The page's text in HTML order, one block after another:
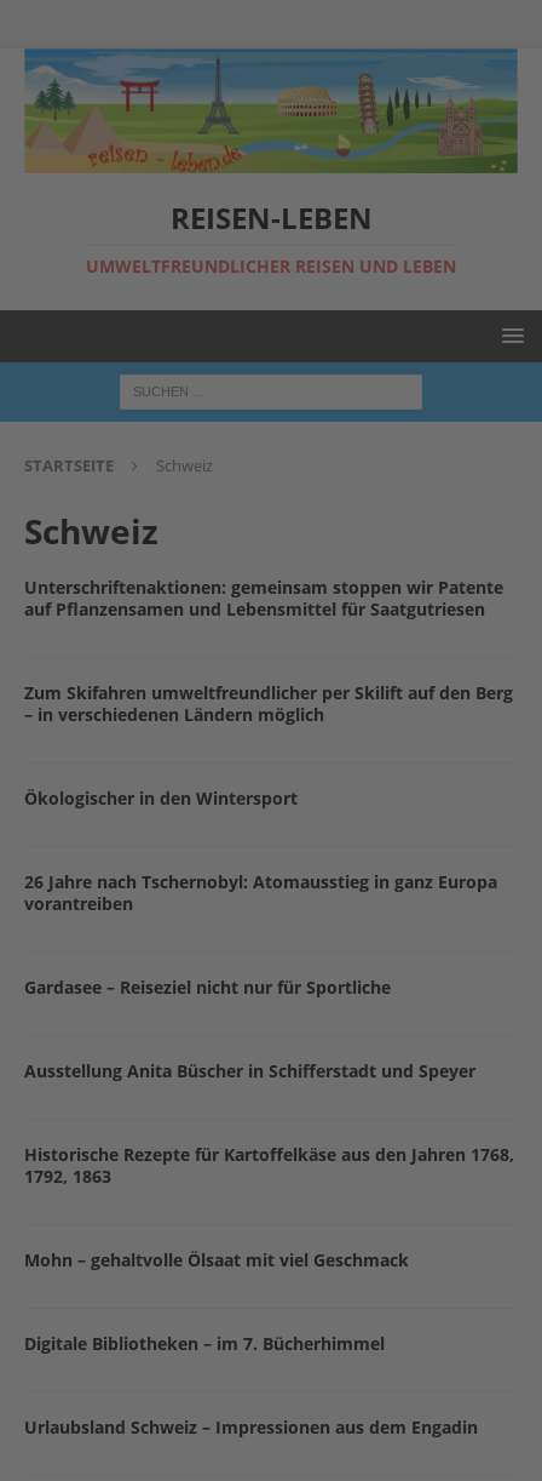
REISEN-LEBEN
UMWELTFREUNDLICHER REISEN UND LEBEN
STARTSEITE Schweiz
Schweiz
Unterschriftenaktionen: gemeinsam stoppen wir Patente
auf Pflanzensamen und Lebensmittel für Saatgutriesen
Zum Skifahren umweltfreundlicher per Skilift auf den Berg
– in verschiedenen Ländern möglich
Ökologischer in den Wintersport
26 Jahre nach Tschernobyl: Atomausstieg in ganz Europa
vorantreiben
Gardasee – Reiseziel nicht nur für Sportliche
Ausstellung Anita Büscher in Schifferstadt und Speyer
Historische Rezepte für Kartoffelkäse aus den Jahren 1768,
1792, 1863
Mohn – gehaltvolle Ölsaat mit viel Geschmack
Digitale Bibliotheken – im 7. Bücherhimmel
Urlaubsland Schweiz – Impressionen aus dem Engadin